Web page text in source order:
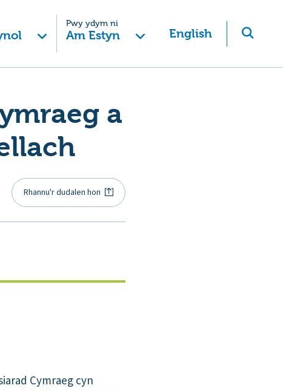
Pwy ydym ni
Am Estyn English
a
Rhannu'r dudalen hon
Cymraeg cyn